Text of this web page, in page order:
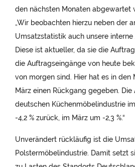
den nächsten Monaten abgewartet
„Wir beobachten hierzu neben der
Umsatzstatistik auch unsere
Diese ist aktueller, da sie die
die Auftragseingänge von heute
von morgen sind. Hier hat es in den
März einen Rückgang gegeben.
deutschen Küchenmöbelindustrie
-4,2 % zurück, im März um -2,3 %.“
Unverändert rückläufig ist die
Polstermöbelindustrie. Damit setzt